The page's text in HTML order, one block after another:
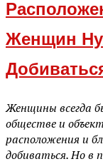
Женщин
Женщины всегда
обществе и
расположения и
добиваться. Но в